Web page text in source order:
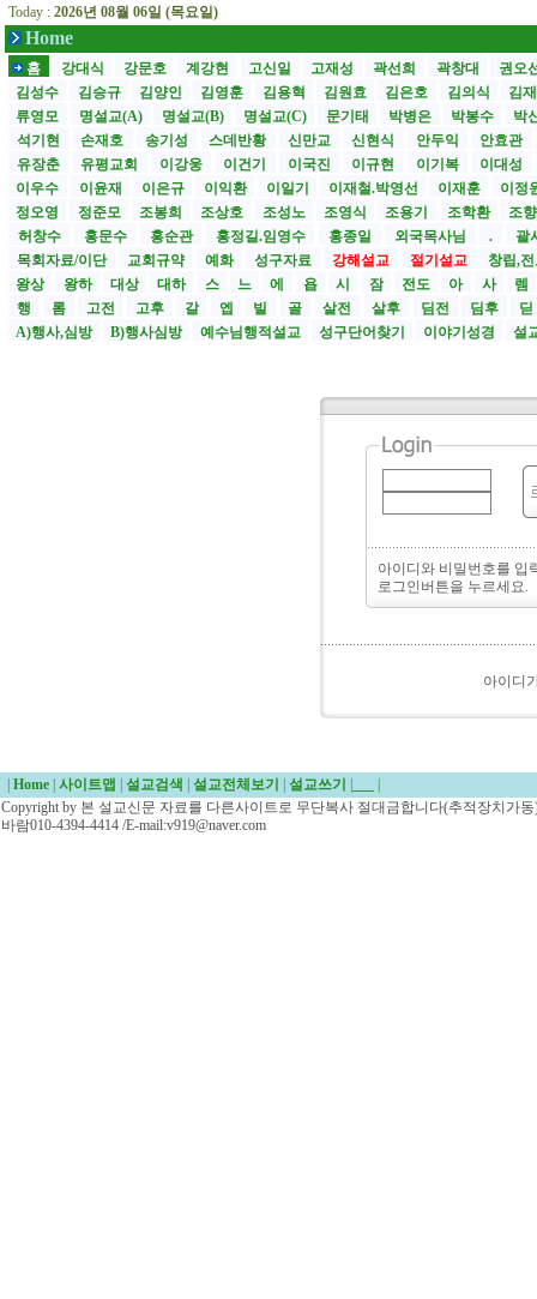
Today : 2026년 08월 06일 (목요일)
Home
홈 강대식 강문호 계강현 고신일 고재성 곽선희 곽창대
권오
김성수
김승규 김양인 김영훈 김용혁 김원효 김은호 김의식
김
류영모
명설교(A) 명설교(B) 명설교(C) 문기태 박병은 박봉수
박
석기현
손재호 송기성 스데반황 신만교 신현식 안두익
안효관
유장춘
유평교회 이강웅 이건기 이국진 이규현 이기복
이대성
이우수
이윤재 이은규 이익환 이일기 이재철.박영선 이재훈
이정
정오영
정준모 조봉희 조상호 조성노 조영식 조용기 조학환
조
허창수
홍문수 홍순관 홍정길.임영수 홍종일 외국목사님 .
괄
목회자료/이단
교회규약 예화 성구자료 강해설교 절기설교
창립,
왕상
왕하 대상 대하 스 느 에 욥 시 잠 전도 아 사
렘
행
롬 고전 고후 갈 엡 빌 골 살전 살후 딤전 딤후
딛
A)행사,심방
B)행사심방 예수님행적설교 성구단어찾기 이야기성경 설
아이디와 비밀번호를 입
로그인버튼을 누르세요.
아이디
Home 사이트맵 설교검색 설교전체보기 설교쓰기
Copyright by 본 설교신문 자료를 다른사이트로 무단복사 절대금합니다(추적장치가
바람010-4394-4414 /E-mail:v919@naver.com